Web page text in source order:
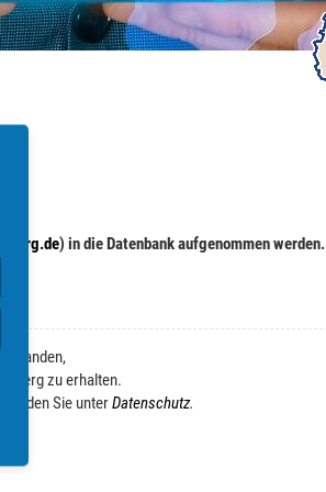
) in die Datenbank aufgenommen werden.
zu erhalten.
finden Sie unterDatenschutz.